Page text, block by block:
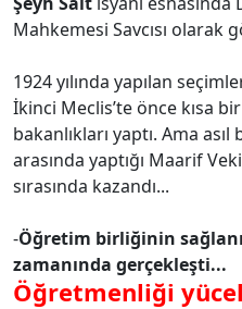
Mahkemesi Savcısı olarak
1924 yılında yapılan
İkinci Meclis’te önce kısa
bakanlıkları yaptı. Ama
arasında yaptığı Maarif
sırasında kazandı...
-Öğretim birliğinin
zamanında gerçekleşti...
Öğretmenliği